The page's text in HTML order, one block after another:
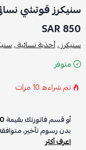
سنيكرز قوتشي
850 SAR
سنيكرز ,أحذية نسائية ,
متوفر
تم شراءه10مرات
أو قسم فاتورتك بقيمة
بدون رسوم تأخير،
اعرف أكثر